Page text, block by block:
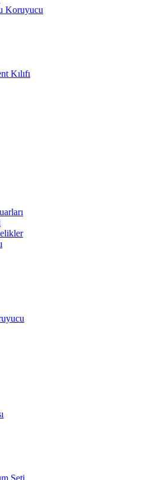
Koruyucu
Kılıfı
Seti